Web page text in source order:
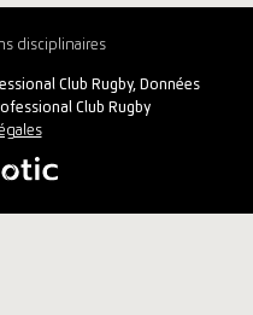
disciplinaires
Club Rugby, Données
Club Rugby